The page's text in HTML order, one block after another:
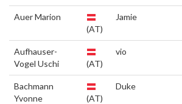
Auer Marion
(AT)
Jamie
Aufhauser-
Vogel Uschi
(AT)
vio
Bachmann
Yvonne
(AT)
Duke